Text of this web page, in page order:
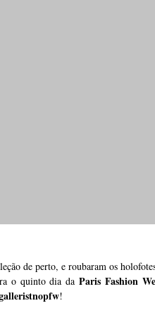
de perto, e roubaram os
o quinto dia da Paris Fashion
!